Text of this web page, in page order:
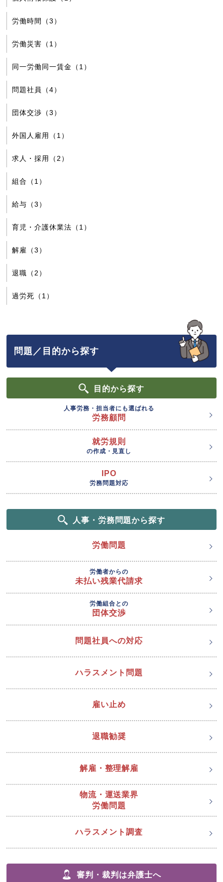
労働時間（3）
労働災害（1）
同一労働同一賃金（1）
問題社員（4）
団体交渉（3）
外国人雇用（1）
求人・採用（2）
組合（1）
給与（3）
育児・介護休業法（1）
解雇（3）
退職（2）
過労死（1）
問題／目的から探す
目的から探す
人事労務・担当者にも選ばれる
労務顧問
就労規則
の作成・見直し
IPO
労務問題対応
人事・労務問題から探す
労働問題
労働者からの
未払い残業代請求
労働組合との
団体交渉
問題社員への対応
ハラスメント問題
雇い止め
退職勧奨
解雇・整理解雇
物流・運送業界
労働問題
ハラスメント調査
審判・裁判は弁護士へ